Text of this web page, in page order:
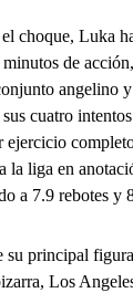
choque, Luka
de
angelino
cuatro
ejercicio
la liga en
a 7.9 rebotes y
su principal
Los